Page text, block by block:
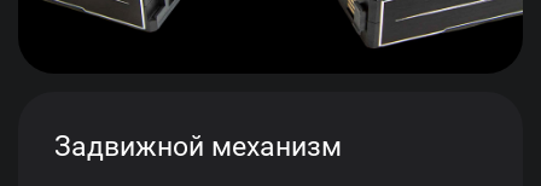
Задвижной механизм